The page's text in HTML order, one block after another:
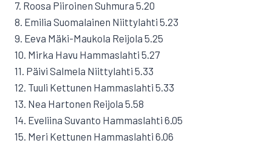
7. Roosa Piiroinen Suhmura 5.20
8. Emilia Suomalainen Niittylahti 5.23
9. Eeva Mäki-Maukola Reijola 5.25
10. Mirka Havu Hammaslahti 5.27
11. Päivi Salmela Niittylahti 5.33
12. Tuuli Kettunen Hammaslahti 5.33
13. Nea Hartonen Reijola 5.58
14. Eveliina Suvanto Hammaslahti 6.05
15. Meri Kettunen Hammaslahti 6.06